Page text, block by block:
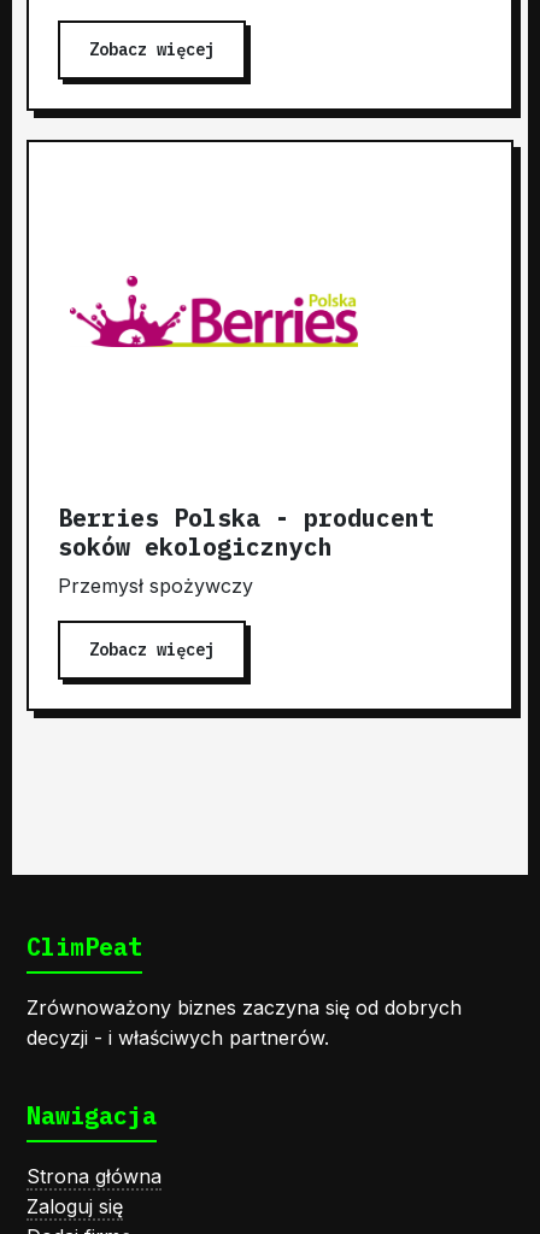
Zobacz więcej
Berries Polska - producent
soków ekologicznych
Przemysł spożywczy
Zobacz więcej
ClimPeat
Zrównoważony biznes zaczyna się od dobrych
decyzji - i właściwych partnerów.
Nawigacja
Strona główna
Zaloguj się